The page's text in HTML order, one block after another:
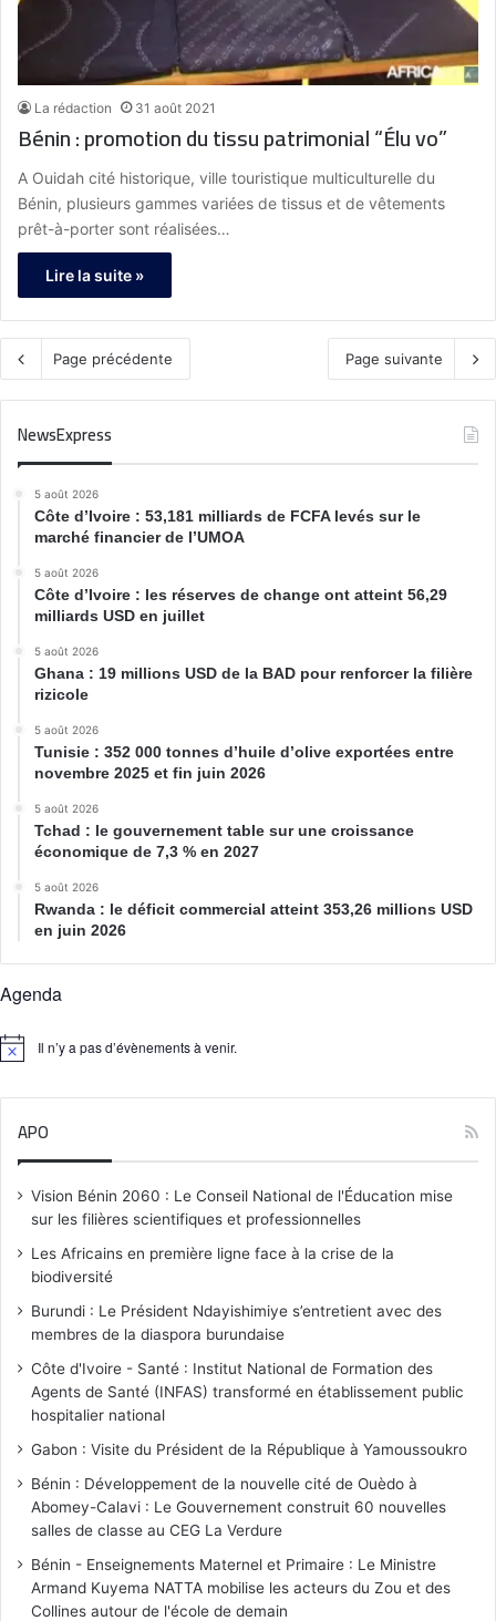
La rédaction 31 août 2021
Bénin : promotion du tissu patrimonial “Élu vo”
A Ouidah cité historique, ville touristique multiculturelle du
Bénin, plusieurs gammes variées de tissus et de vêtements
prêt-à-porter sont réalisées…
Lire la suite »
Page précédente Page suivante
NewsExpress
5 août 2026
Côte d’Ivoire : 53,181 milliards de FCFA levés sur le
marché financier de l’UMOA
5 août 2026
Côte d’Ivoire : les réserves de change ont atteint 56,29
milliards USD en juillet
5 août 2026
Ghana : 19 millions USD de la BAD pour renforcer la filière
rizicole
5 août 2026
Tunisie : 352 000 tonnes d’huile d’olive exportées entre
novembre 2025 et fin juin 2026
5 août 2026
Tchad : le gouvernement table sur une croissance
économique de 7,3 % en 2027
5 août 2026
Rwanda : le déficit commercial atteint 353,26 millions USD
en juin 2026
Agenda
N
Il n’y a pas d’évènements à venir.
APO
Vision Bénin 2060 : Le Conseil National de l'Éducation mise
sur les filières scientifiques et professionnelles
Les Africains en première ligne face à la crise de la
biodiversité
Burundi : Le Président Ndayishimiye s’entretient avec des
membres de la diaspora burundaise
Côte d'Ivoire - Santé : Institut National de Formation des
Agents de Santé (INFAS) transformé en établissement public
hospitalier national
Gabon : Visite du Président de la République à Yamoussoukro
Bénin : Développement de la nouvelle cité de Ouèdo à
Abomey-Calavi : Le Gouvernement construit 60 nouvelles
salles de classe au CEG La Verdure
Bénin - Enseignements Maternel et Primaire : Le Ministre
Armand Kuyema NATTA mobilise les acteurs du Zou et des
Collines autour de l'école de demain